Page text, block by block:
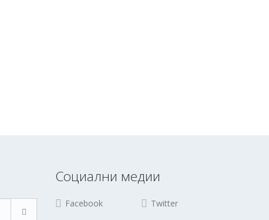
Социални медии
Facebook Twitter